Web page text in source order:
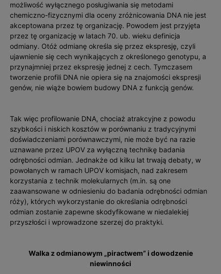
możliwość wyłącznego posługiwania się metodami
chemiczno-fizycznymi dla oceny zróżnicowania DNA nie jest
akceptowana przez tę organizację. Powodem jest przyjęta
przez tę organizację w latach 70. ub. wieku definicja
odmiany. Otóż odmianę określa się przez ekspresję, czyli
ujawnienie się cech wynikających z określonego genotypu, a
przynajmniej przez ekspresję jednej z cech. Tymczasem
tworzenie profili DNA nie opiera się na znajomości ekspresji
genów, nie wiąże bowiem budowy DNA z funkcją genów.
Tak więc profilowanie DNA, chociaż atrakcyjne z powodu
szybkości i niskich kosztów w porównaniu z tradycyjnymi
doświadczeniami porównawczymi, nie może być na razie
uznawane przez UPOV za wyłączną technikę badania
odrębności odmian. Jednakże od kilku lat trwają debaty, w
powołanych w ramach UPOV komisjach, nad zakresem
korzystania z technik molekularnych (m.in. są one
zaawansowane w odniesieniu do badania odrębności odmian
róży), których wykorzystanie do określania odrębności
odmian zostanie zapewne skodyfikowane w niedalekiej
przyszłości i wprowadzone szerzej do praktyki.
Walka z odmianowym „piractwem” i dowodzenie
niewinności